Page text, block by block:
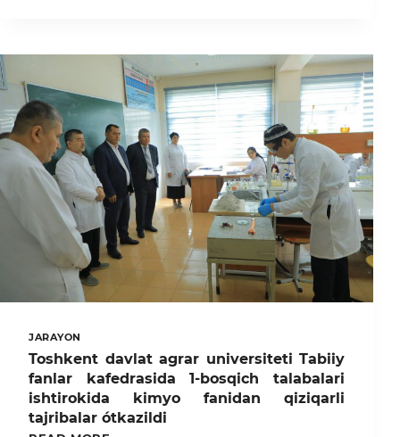
YARATDI
JARAYON
Toshkent davlat agrar universiteti Tabiiy
fanlar kafedrasida 1-bosqich talabalari
ishtirokida kimyo fanidan qiziqarli
tajribalar ótkazildi